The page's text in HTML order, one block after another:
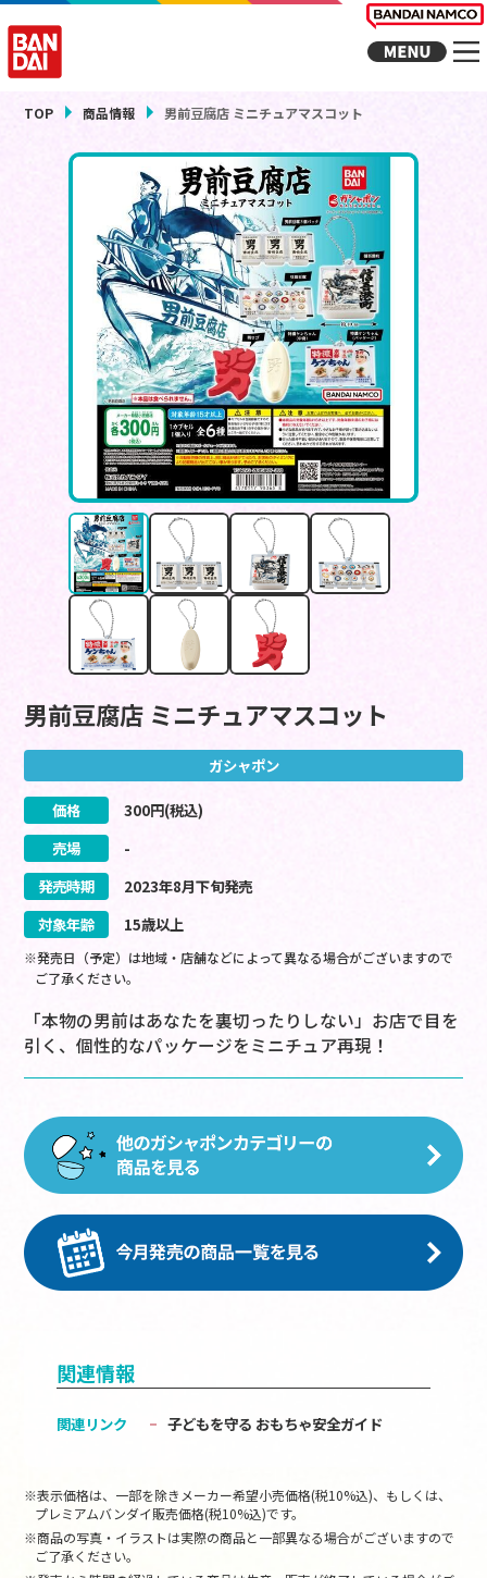
TOP 商品情報 男前豆腐店 ミニチュアマスコット
男前豆腐店 ミニチュアマスコット
ガシャポン
価格 300円(税込)
売場
-
発売時期
2023年8月下旬発売
対象年齢
15歳以上
※発売日（予定）は地域・店舗などによって異なる場合がございますので
ご了承ください。
「本物の男前はあなたを裏切ったりしない」お店で目を
引く、個性的なパッケージをミニチュア再現！
関連情報
関連リンク 子どもを守る おもちゃ安全ガイド
※表示価格は、一部を除きメーカー希望小売価格(税10%込)、もしくは、
プレミアムバンダイ販売価格(税10%込)です。
※商品の写真・イラストは実際の商品と一部異なる場合がございますので
ご了承ください。